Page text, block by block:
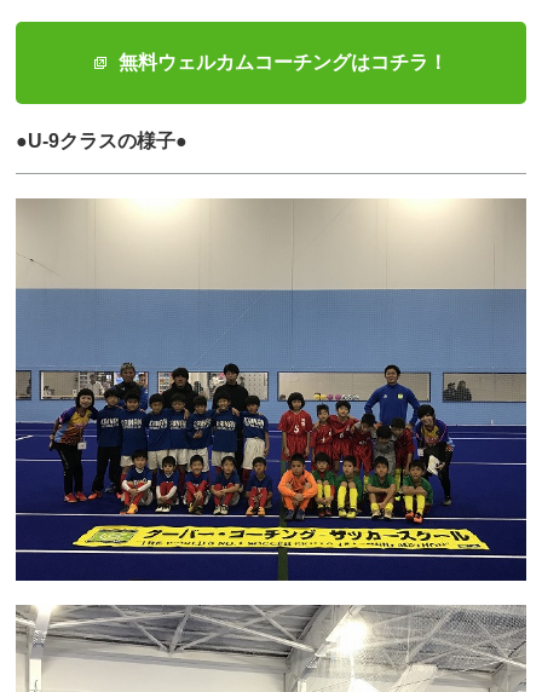
無料ウェルカムコーチングはコチラ！
●U-9クラスの様子●